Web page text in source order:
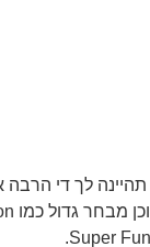
לך די הרבה